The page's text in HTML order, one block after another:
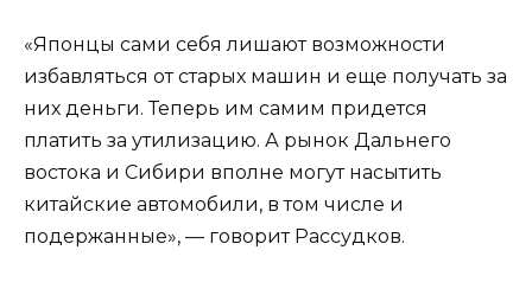
«Японцы сами себя лишают возможности
избавляться от старых машин и еще получать за
них деньги. Теперь им самим придется
платить за утилизацию. А рынок Дальнего
востока и Сибири вполне могут насытить
китайские автомобили, в том числе и
подержанные», — говорит Рассудков.